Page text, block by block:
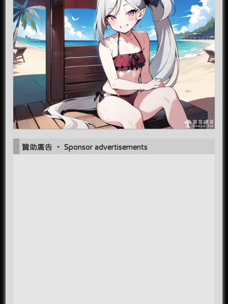
贊助廣告 ‧ Sponsor advertisements